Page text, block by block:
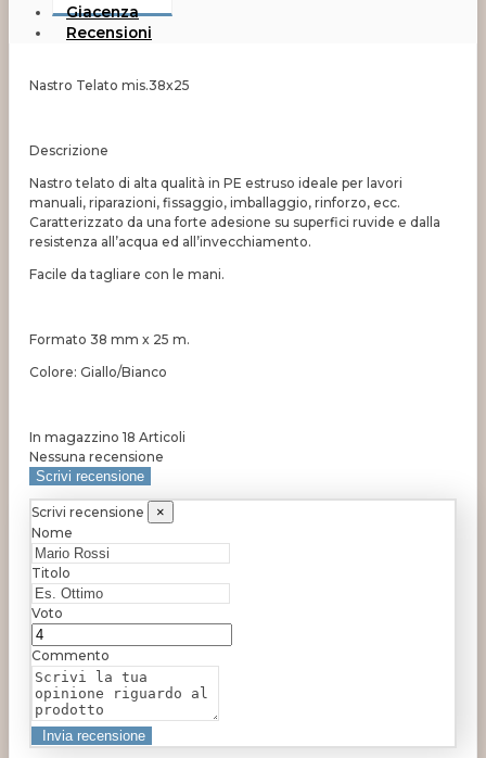
Giacenza
Recensioni
Nastro Telato mis.38x25
Descrizione
Nastro telato di alta qualità in PE estruso ideale per lavori
manuali, riparazioni, fissaggio, imballaggio, rinforzo, ecc.
Caratterizzato da una forte adesione su superfici ruvide e dalla
resistenza all’acqua ed all’invecchiamento.
Facile da tagliare con le mani.
Formato 38 mm x 25 m.
Colore: Giallo/Bianco
In magazzino 18 Articoli
Nessuna recensione
Scrivi recensione
Scrivi recensione
×
Nome
Titolo
Voto
Commento